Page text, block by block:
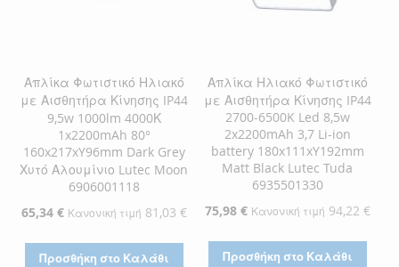
Απλίκα Φωτιστικό Ηλιακό
με Αισθητήρα Κίνησης IP44
9,5w 1000lm 4000Κ
1x2200mAh 80°
160x217xY96mm Dark Grey
Χυτό Αλουμίνιο Lutec Moon
6906001118
Ειδική
65,34 € Κανονική τιμή 81,03 €
Προσθήκη στο Καλάθι
Απλίκα Ηλιακό Φωτιστικό
με Αισθητήρα Κίνησης IP44
2700-6500K Led 8,5w
2x2200mAh 3,7 Li-ion
battery 180x111xY192mm
Matt Black Lutec Tuda
6935501330
Ειδική
75,98 € Κανονική τιμή 94,22 €
Προσθήκη στο Καλάθι